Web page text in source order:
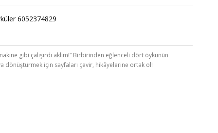
6052374829
gibi çalışırdı aklım!” Birbirinden eğlenceli dört öykünün
dönüştürmek için sayfaları çevir, hikâyelerine ortak ol!